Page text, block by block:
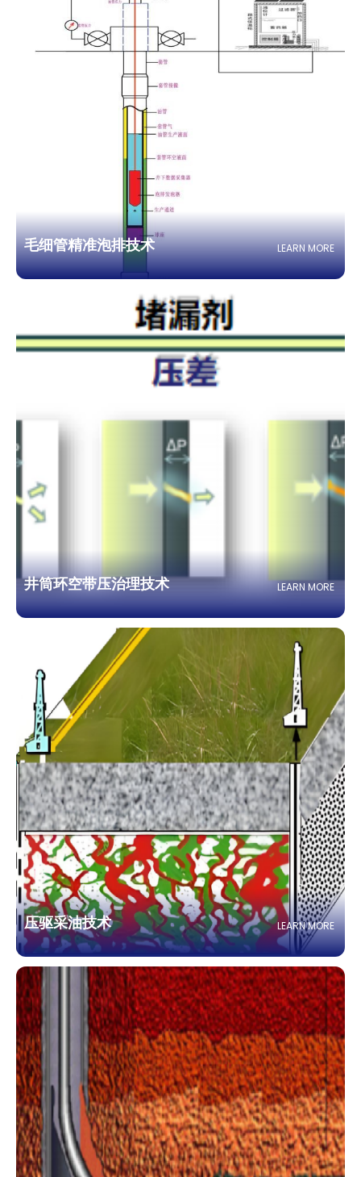
毛细管精准泡排技术 LEARN MORE
井筒环空带压治理技术 LEARN MORE
压驱采油技术 LEARN MORE